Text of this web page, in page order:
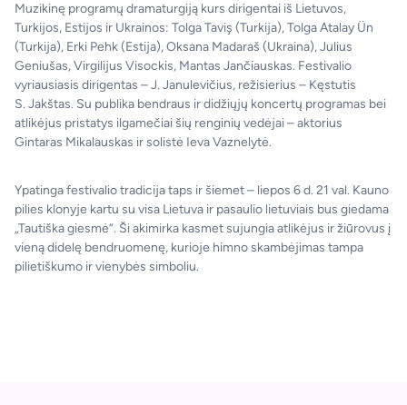
Muzikinę programų dramaturgiją kurs dirigentai iš Lietuvos,
Turkijos, Estijos ir Ukrainos: Tolga Taviş (Turkija), Tolga Atalay Ün
(Turkija), Erki Pehk (Estija), Oksana Madaraš (Ukraina), Julius
Geniušas, Virgilijus Visockis, Mantas Jančiauskas. Festivalio
vyriausiasis dirigentas – J. Janulevičius, režisierius – Kęstutis
S. Jakštas. Su publika bendraus ir didžiųjų koncertų programas bei
atlikėjus pristatys ilgamečiai šių renginių vedėjai – aktorius
Gintaras Mikalauskas ir solistė Ieva Vaznelytė.
Ypatinga festivalio tradicija taps ir šiemet – liepos 6 d. 21 val. Kauno
pilies klonyje kartu su visa Lietuva ir pasaulio lietuviais bus giedama
„Tautiška giesmė“. Ši akimirka kasmet sujungia atlikėjus ir žiūrovus į
vieną didelę bendruomenę, kurioje himno skambėjimas tampa
pilietiškumo ir vienybės simboliu.